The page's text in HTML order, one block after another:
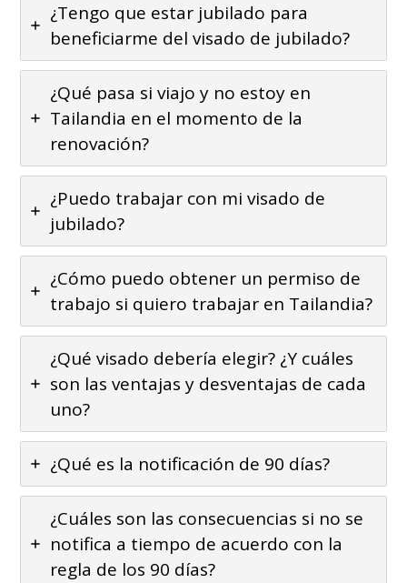
¿Tengo que estar jubilado para
beneficiarme del visado de jubilado?
¿Qué pasa si viajo y no estoy en
Tailandia en el momento de la
renovación?
¿Puedo trabajar con mi visado de
jubilado?
¿Cómo puedo obtener un permiso de
trabajo si quiero trabajar en Tailandia?
¿Qué visado debería elegir? ¿Y cuáles
son las ventajas y desventajas de cada
uno?
¿Qué es la notificación de 90 días?
¿Cuáles son las consecuencias si no se
notifica a tiempo de acuerdo con la
regla de los 90 días?